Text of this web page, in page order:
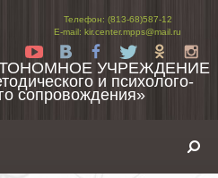
Телефон: (813-68)587-12
E-mail: kir.center.mpps@mail.ru
Yt
Tw
УЧРЕЖДЕНИЕ
и психолого-
сопровождения»